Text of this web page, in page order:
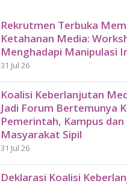
Rekrutmen Terbuka
Ketahanan Media:
Menghadapi Manipulasi
31 Jul 26
Koalisi Keberlanjutan
Jadi Forum Bertemunya
Pemerintah, Kampus
Masyarakat Sipil
31 Jul 26
Deklarasi Koalisi